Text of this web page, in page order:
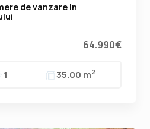
de vanzare in
64.990€
1 35.00 m2